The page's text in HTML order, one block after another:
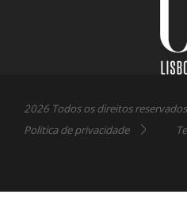
2026 Todos os direitos reservados
Politica de privacidade